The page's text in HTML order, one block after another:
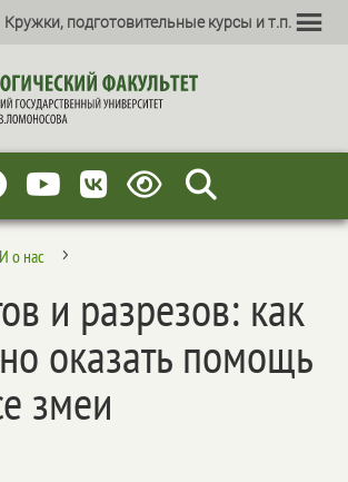
Кружки, подготовительные курсы и т.п.
о нас 5
и разрезов: как
оказать помощь
змеи